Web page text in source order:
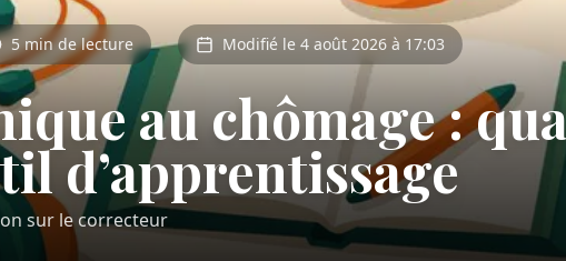
5 min de lecture Modifié le 4 août 2026 à 17:03
au chômage :
d’apprentissage
sur le correcteur